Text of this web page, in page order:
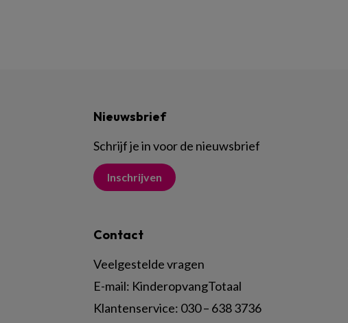
Nieuwsbrief
Schrijf je in voor de nieuwsbrief
Inschrijven
Contact
Veelgestelde vragen
E-mail: KinderopvangTotaal
Klantenservice: 030 – 638 3736